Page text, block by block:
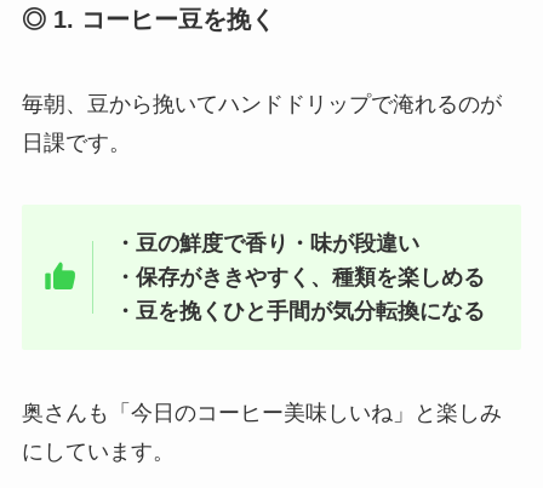
◎ 1. コーヒー豆を挽く
毎朝、豆から挽いてハンドドリップで淹れるのが
日課です。
・豆の鮮度で香り・味が段違い
・保存がききやすく、種類を楽しめる
・豆を挽くひと手間が気分転換になる
奥さんも「今日のコーヒー美味しいね」と楽しみ
にしています。